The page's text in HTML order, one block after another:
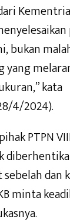
bukan
yang
kata
4/2024).
PTPN
dan
minta